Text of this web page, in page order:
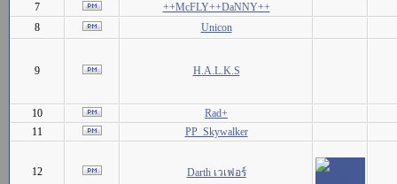
7
++McFLY++DaNNY++
8
Unicon
9 H.A.L.K.S
10
Rad+
11
PP_Skywalker
12 Darth เวเฟอร์